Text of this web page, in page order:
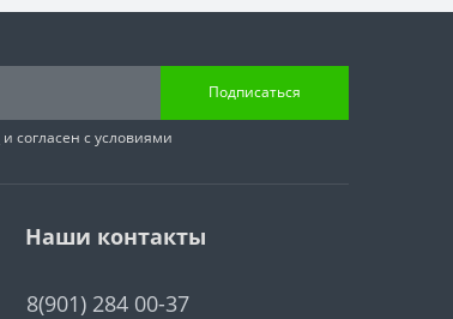
Подписаться
и согласен с условиями
Наши контакты
8(901) 284 00-37